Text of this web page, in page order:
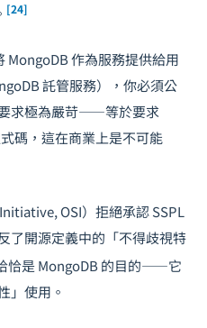
[24]
MongoDB 作為服務提供給用
託管服務），你必須公
求極為嚴苛——等於要求
碼，這在商業上是不可能
OSI）拒絕承認 SSPL
了開源定義中的「不得歧視特
恰是 MongoDB 的目的——它
」使用。